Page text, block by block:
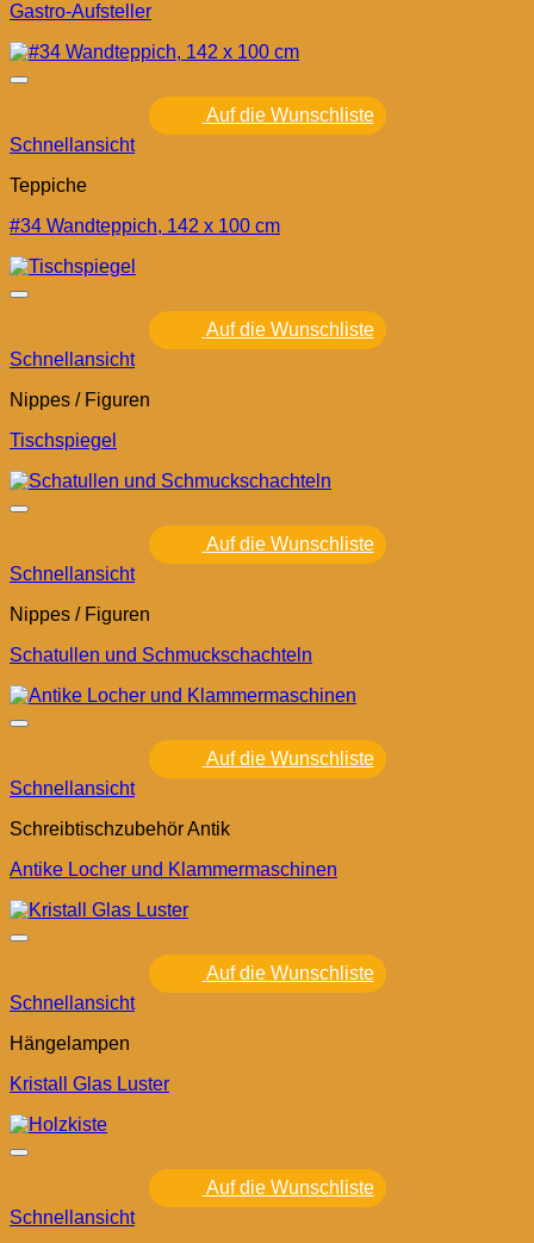
Gastro-Aufsteller
Auf die Wunschliste
Schnellansicht
Teppiche
#34 Wandteppich, 142 x 100 cm
Auf die Wunschliste
Schnellansicht
Nippes / Figuren
Tischspiegel
Auf die Wunschliste
Schnellansicht
Nippes / Figuren
Schatullen und Schmuckschachteln
Auf die Wunschliste
Schnellansicht
Schreibtischzubehör Antik
Antike Locher und Klammermaschinen
Auf die Wunschliste
Schnellansicht
Hängelampen
Kristall Glas Luster
Auf die Wunschliste
Schnellansicht